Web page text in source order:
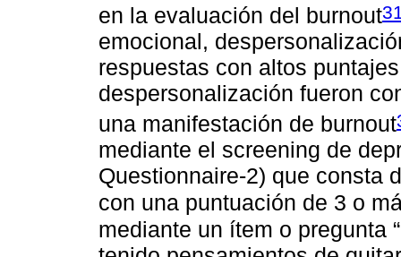
en la evaluación del burnout
emocional,
respuestas con altos
despersonalización fueron
una manifestación de burnout
mediante el screening de
Questionnaire-2) que consta
con una puntuación de 3 o
mediante un ítem o pregunta